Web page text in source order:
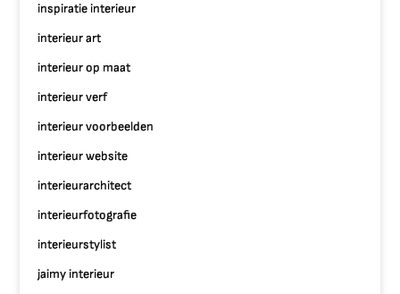
inspiratie interieur
interieur art
interieur op maat
interieur verf
interieur voorbeelden
interieur website
interieurarchitect
interieurfotografie
interieurstylist
jaimy interieur